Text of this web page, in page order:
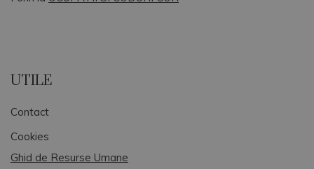
UTILE
Contact
Cookies
Ghid de Resurse Umane